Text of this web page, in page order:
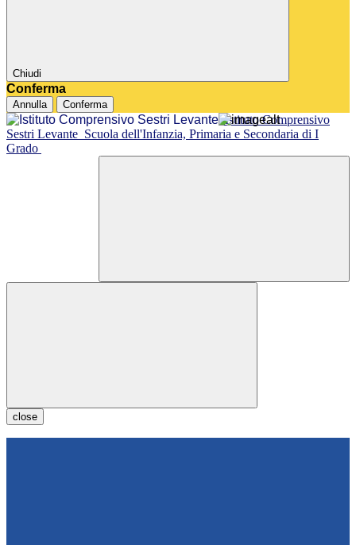
Chiudi
Conferma
Annulla Conferma
Istituto Comprensivo
Sestri Levante Scuola dell'Infanzia, Primaria e Secondaria di I
Grado
close